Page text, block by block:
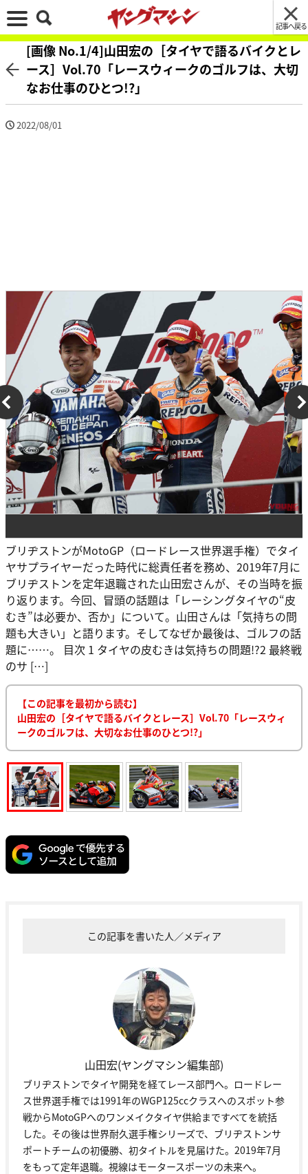
記事へ戻る
[画像 No.1/4]山田宏の［タイヤで語るバイクとレ
ース］Vol.70「レースウィークのゴルフは、大切
なお仕事のひとつ!?」
2022/08/01
ブリヂストンがMotoGP（ロードレース世界選手権）でタイ
ヤサプライヤーだった時代に総責任者を務め、2019年7月に
ブリヂストンを定年退職された山田宏さんが、その当時を振
り返ります。今回、冒頭の話題は「レーシングタイヤの“皮
むき”は必要か、否か」について。山田さんは「気持ちの問
題も大きい」と語ります。そしてなぜか最後は、ゴルフの話
題に……。 目次 1 タイヤの皮むきは気持ちの問題!?2 最終戦
のサ […]
【この記事を最初から読む】
山田宏の［タイヤで語るバイクとレース］Vol.70「レースウィ
ークのゴルフは、大切なお仕事のひとつ!?」
この記事を書いた人／メディア
山田宏(ヤングマシン編集部)
ブリヂストンでタイヤ開発を経てレース部門へ。ロードレー
ス世界選手権では1991年のWGP125ccクラスへのスポット参
戦からMotoGPへのワンメイクタイヤ供給まですべてを統括
した。その後は世界耐久選手権シリーズで、ブリヂストンサ
ポートチームの初優勝、初タイトルを見届けた。2019年7月
をもって定年退職。視線はモータースポーツの未来へ。